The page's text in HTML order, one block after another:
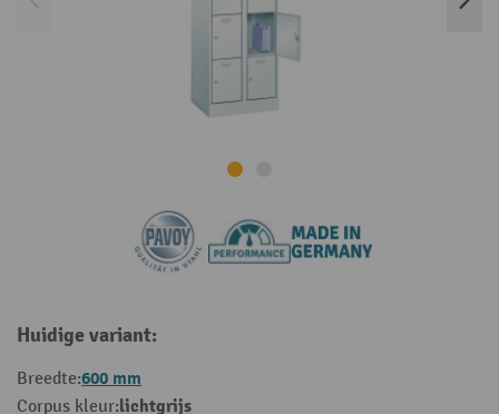
Huidige variant:
Breedte:600 mm
Corpus kleur:lichtgrijs